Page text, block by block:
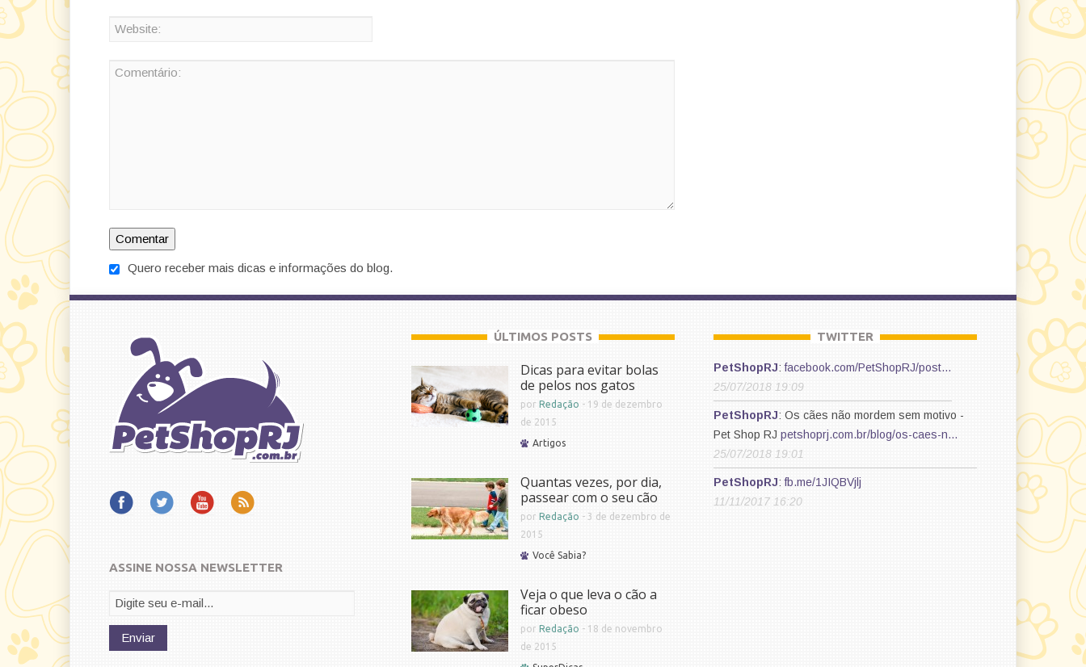
Quero receber mais dicas e informações do blog.
ASSINE NOSSA NEWSLETTER
ÚLTIMOS POSTS
Dicas para evitar bolas
de pelos nos gatos
porRedação - 19 de dezembro
de 2015
Artigos
Quantas vezes, por dia,
passear com o seu cão
porRedação - 3 de dezembro de
2015
Você Sabia?
Veja o que leva o cão a
ficar obeso
porRedação - 18 de novembro
de 2015
TWITTER
PetShopRJ:facebook.com/PetShopRJ/post…
25/07/2018 19:09
PetShopRJ: Os cães não mordem sem motivo -
Pet Shop RJpetshoprj.com.br/blog/os-caes-n…
25/07/2018 19:01
PetShopRJ:fb.me/1JIQBVjlj
11/11/2017 16:20